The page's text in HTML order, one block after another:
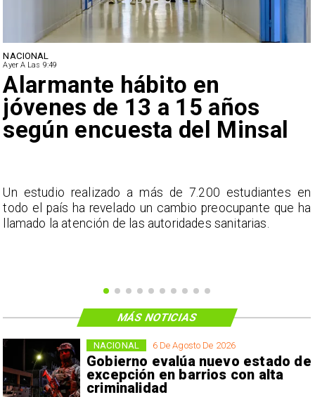
NACIONAL
Ayer A Las 9:49
Alarmante hábito en
jóvenes de 13 a 15 años
según encuesta del Minsal
Un estudio realizado a más de 7.200 estudiantes en
todo el país ha revelado un cambio preocupante que ha
llamado la atención de las autoridades sanitarias.
6 De Agosto De 2026
Gobierno evalúa nuevo estado de
excepción en barrios con alta
criminalidad
NACIONAL
MÁS NOTICIAS